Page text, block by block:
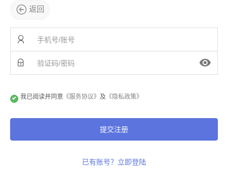
返回
我已阅读并同意 《服务协议》 及 《隐私政策》
提交注册
已有账号？立即登陆